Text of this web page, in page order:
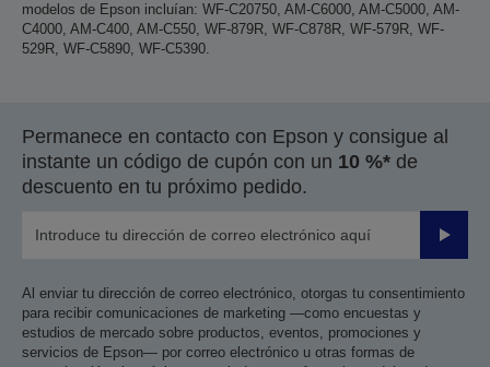
modelos de Epson incluían: WF-C20750, AM-C6000, AM-C5000, AM-
C4000, AM-C400, AM-C550, WF-879R, WF-C878R, WF-579R, WF-
529R, WF-C5890, WF-C5390.
Permanece en contacto con Epson y consigue al
instante un código de cupón con un 10 %* de
descuento en tu próximo pedido.
Enviar
Al enviar tu dirección de correo electrónico, otorgas tu consentimiento
para recibir comunicaciones de marketing —como encuestas y
estudios de mercado sobre productos, eventos, promociones y
servicios de Epson— por correo electrónico u otras formas de